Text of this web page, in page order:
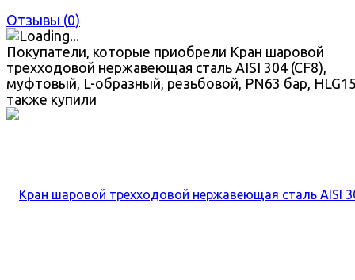
Отзывы (0)
Покупатели, которые приобрели Кран шаровой
трехходовой нержавеющая сталь AISI 304 (CF8),
муфтовый, L-образный, резьбовой, PN63 бар,
также купили